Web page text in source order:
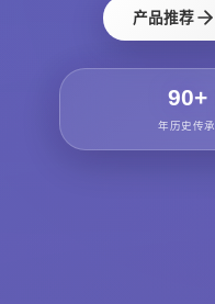
产品推荐
90+
年历史传承